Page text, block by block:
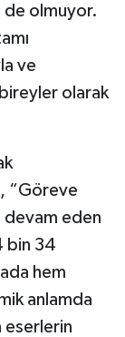
olmuyor.
ve
olarak
“Göreve
devam eden
bin 34
hem
anlamda
eserlerin